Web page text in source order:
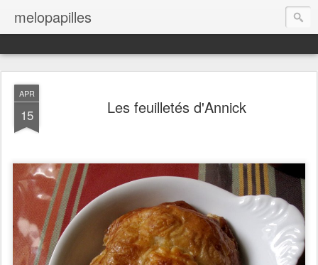
melopapilles
APR
15 Les feuilletés d'Annick